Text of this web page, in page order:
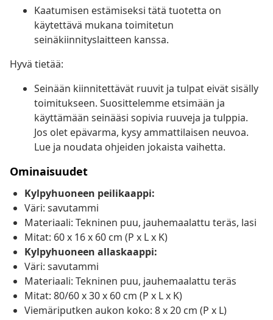
Kaatumisen estämiseksi tätä tuotetta on
käytettävä mukana toimitetun
seinäkiinnityslaitteen kanssa.
Hyvä tietää:
Seinään kiinnitettävät ruuvit ja tulpat eivät sisälly
toimitukseen. Suosittelemme etsimään ja
käyttämään seinääsi sopivia ruuveja ja tulppia.
Jos olet epävarma, kysy ammattilaisen neuvoa.
Lue ja noudata ohjeiden jokaista vaihetta.
Ominaisuudet
Kylpyhuoneen peilikaappi:
Väri: savutammi
Materiaali: Tekninen puu, jauhemaalattu teräs, lasi
Mitat: 60 x 16 x 60 cm (P x L x K)
Kylpyhuoneen allaskaappi:
Väri: savutammi
Materiaali: Tekninen puu, jauhemaalattu teräs
Mitat: 80/60 x 30 x 60 cm (P x L x K)
Viemäriputken aukon koko: 8 x 20 cm (P x L)